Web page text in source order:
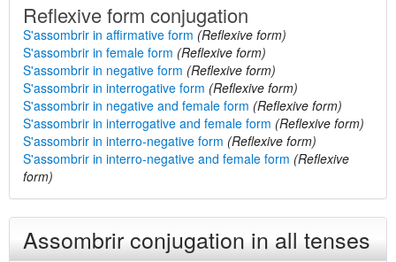
Reflexive form conjugation
S'assombrir in affirmative form (Reflexive form)
S'assombrir in female form (Reflexive form)
S'assombrir in negative form (Reflexive form)
S'assombrir in interrogative form (Reflexive form)
S'assombrir in negative and female form (Reflexive form)
S'assombrir in interrogative and female form (Reflexive form)
S'assombrir in interro-negative form (Reflexive form)
S'assombrir in interro-negative and female form (Reflexive
form)
Assombrir conjugation in all tenses